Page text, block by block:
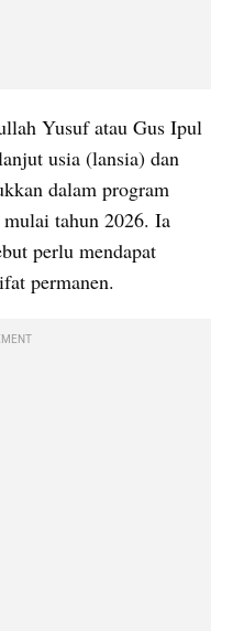
Yusuf atau Gus Ipul
usia (lansia) dan
dalam program
tahun 2026. Ia
perlu mendapat
permanen.